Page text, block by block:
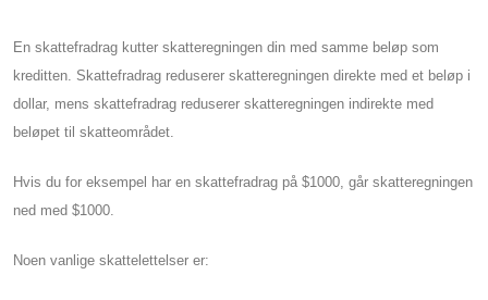
En skattefradrag kutter skatteregningen din med samme beløp som
kreditten. Skattefradrag reduserer skatteregningen direkte med et beløp i
dollar, mens skattefradrag reduserer skatteregningen indirekte med
beløpet til skatteområdet.
Hvis du for eksempel har en skattefradrag på $1000, går skatteregningen
ned med $1000.
Noen vanlige skattelettelser er: